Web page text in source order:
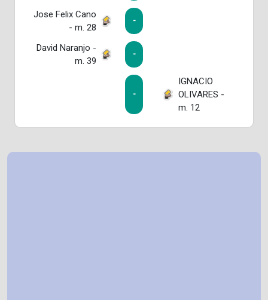
Jose Felix Cano
- m. 28
-
David Naranjo -
m. 39
-
-
IGNACIO
OLIVARES -
m. 12